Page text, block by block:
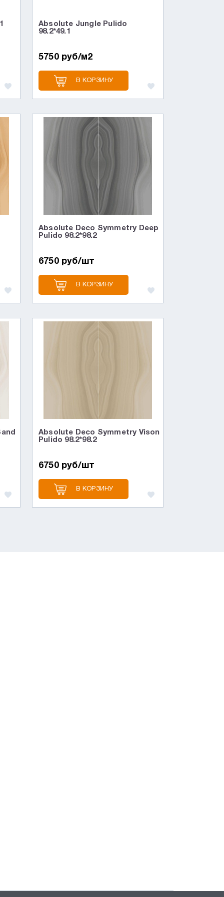
Absolute Jungle Pulido
98.2*49.1
5750 руб/м2
В КОРЗИНУ
Absolute Deco Symmetry Deep
Pulido 98.2*98.2
6750 руб/шт
В КОРЗИНУ
Absolute Deco Symmetry Vison
Pulido 98.2*98.2
6750 руб/шт
В КОРЗИНУ